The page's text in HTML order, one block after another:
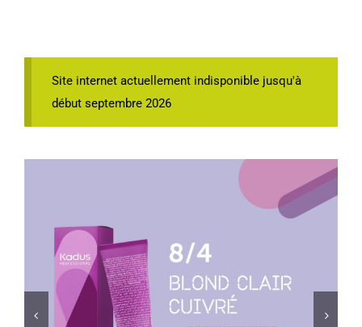
Site internet actuellement indisponible jusqu'à
début septembre 2026
 